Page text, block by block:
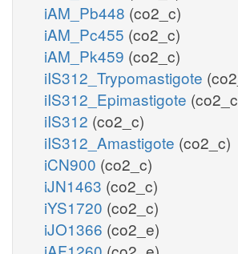
iAM_Pb448 (co2_c)
iAM_Pc455 (co2_c)
iAM_Pk459 (co2_c)
iIS312_Trypomastigote
iIS312_Epimastigote
iIS312 (co2_c)
iIS312_Amastigote (co2_c)
iCN900 (co2_c)
iJN1463 (co2_c)
iYS1720 (co2_c)
iJO1366 (co2_e)